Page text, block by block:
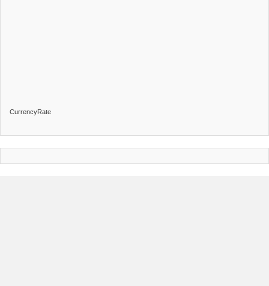
CurrencyRate